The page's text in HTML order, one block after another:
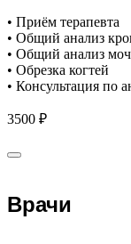
• Приём терапевта
• Общий анализ
• Общий анализ
• Обрезка когтей
• Консультация по
3500 ₽
Врачи